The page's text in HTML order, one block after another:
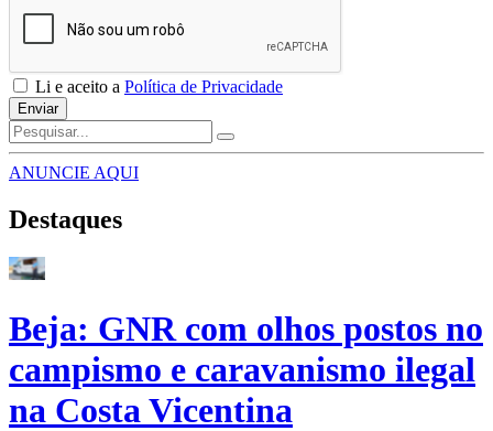
Li e aceito a Política de Privacidade
Enviar
ANUNCIE AQUI
Destaques
Beja: GNR com olhos postos no
campismo e caravanismo ilegal
na Costa Vicentina